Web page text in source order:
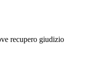
recupero giudizio